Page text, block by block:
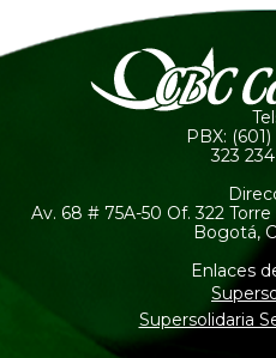
PBX:
323
Av. 68 # 75A-50 Of. 322
Bogotá,
Enlaces
Supersolidaria